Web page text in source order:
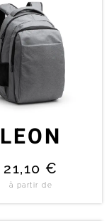
LEON
21,10 €
à partir de